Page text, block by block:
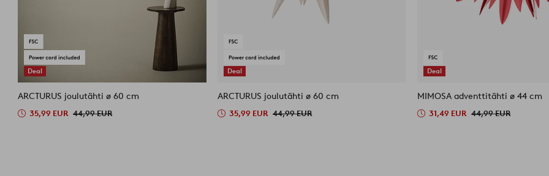
Deal
ARCTURUS joulutähti ø 60 cm
35,99 EUR 44,99 EUR
Deal
ARCTURUS joulutähti ø 60 cm
35,99 EUR 44,99 EUR
Deal
MIMOSA adventtitähti ø 44 cm
31,49 EUR 44,99 EUR